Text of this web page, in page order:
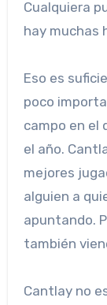
Cualquiera
hay muchas
Eso es
poco
campo en el
el año.
mejores
alguien a
apuntando.
también
Cantlay no